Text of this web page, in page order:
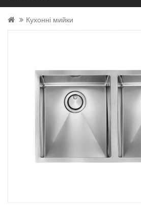
Кухонні мийки